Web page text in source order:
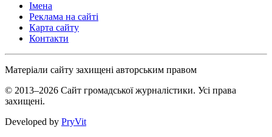
Імена
Реклама на сайті
Карта сайту
Контакти
Матеріали сайту захищені авторським правом
© 2013–2026 Сайт громадської журналістики. Усі права
захищені.
Developed by PryVit